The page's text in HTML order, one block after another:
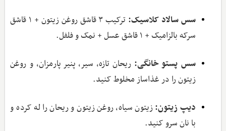
سس سالاد کلاسیک:
ترکیب ۳ قاشق روغن زیتون + ۱ قاشق
سرکه بالزامیک + ۱ قاشق عسل + نمک و فلفل.
سس پستو خانگی: ریحان تازه، سیر، پنیر پارمزان، و روغن
زیتون را در غذاساز مخلوط کنید.
دیپ زیتون:زیتون سیاه، روغن زیتون و ریحان را له کرده و
با نان سرو کنید.